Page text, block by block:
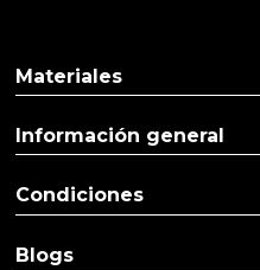
Materiales
Información general
Condiciones
Blogs